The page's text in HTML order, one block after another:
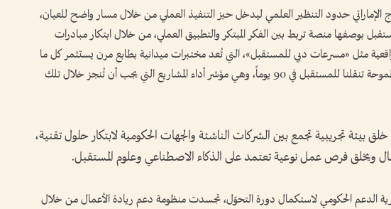
حدود التنظير العلمي ليدخل حيز التنفيذ العملي من خلال مسار واضح للعيان،
بوصفها منصة تربط بين الفكر المبتكر والتطبيق العملي، من خلال ابتكار مبادرات
مثل «مسرعات دبي للمستقبل»، التي تُعد مختبرات ميدانية بطابع مرن يستثمر كل ما
سبق لخلق مشاريع طموحة تنقلنا للمستقبل في 90 يوماً، وهي مؤشر أداء المشاريع التي يجب أن تُنجز خلال تلك
بيئة تجريبية تجمع بين الشركات الناشئة والجهات الحكومية لابتكار حلول تقنية،
ويخلق فرص عمل نوعية تعتمد على الذكاء الاصطناعي وعلوم المستقبل.
الدعم الحكومي لاستكمال دورة التحوّل، تجسدت منظومة دعم ريادة الأعمال من خلال